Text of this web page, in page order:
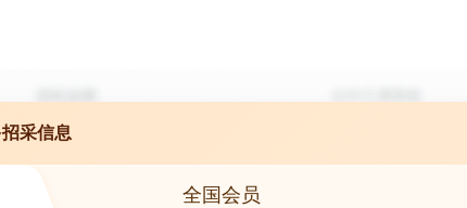
采信息
全国会员